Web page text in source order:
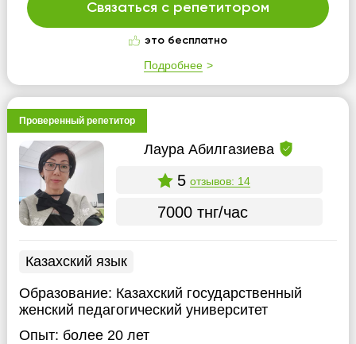
Связаться с репетитором
это бесплатно
Подробнее
Проверенный репетитор
Лаура Абилгазиева
5 отзывов: 14
7000 тнг/час
Казахский язык
Образование: Казахский государственный
женский педагогический университет
Опыт: более 20 лет